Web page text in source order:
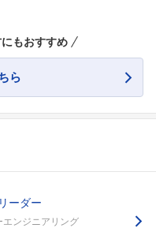
した
しませんか？
もおすすめ
ら
ーダー
ンジニアリング